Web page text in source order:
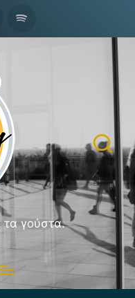
Spotify
γούστα.